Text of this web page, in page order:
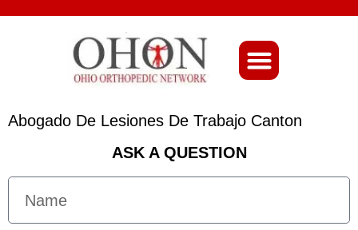
Abogado De Lesiones De Trabajo Canton
ASK A QUESTION